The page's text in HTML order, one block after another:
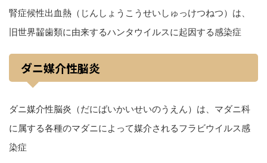
腎症候性出血熱（じんしょうこうせいしゅっけつねつ）は、
旧世界齧歯類に由来するハンタウイルスに起因する感染症
ダニ媒介性脳炎
ダニ媒介性脳炎（だにばいかいせいのうえん）は、マダニ科
に属する各種のマダニによって媒介されるフラビウイルス感
染症